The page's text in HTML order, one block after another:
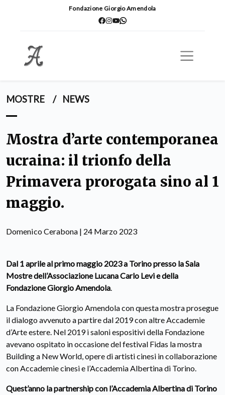
Fondazione Giorgio Amendola
MOSTRE / NEWS
Mostra d’arte contemporanea
ucraina: il trionfo della
Primavera prorogata sino al 1
maggio.
Domenico Cerabona | 24 Marzo 2023
Dal 1 aprile al primo maggio 2023 a Torino presso la Sala
Mostre dell’Associazione Lucana Carlo Levi e della
Fondazione Giorgio Amendola.
La Fondazione Giorgio Amendola con questa mostra prosegue
il dialogo avvenuto a partire dal 2019 con altre Accademie
d’Arte estere. Nel 2019 i saloni espositivi della Fondazione
avevano ospitato in occasione del festival Fidas la mostra
Building a New World, opere di artisti cinesi in collaborazione
con Accademie cinesi e l’Accademia Albertina di Torino.
Quest’anno la partnership con l’Accademia Albertina di Torino